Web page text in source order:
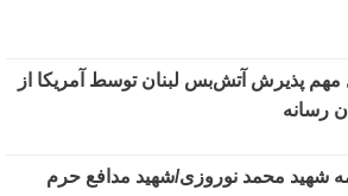
پذیرش آتش‌بس لبنان توسط آمریکا از
رسانه
شهید محمد نوروزی/شهید مدافع حرم